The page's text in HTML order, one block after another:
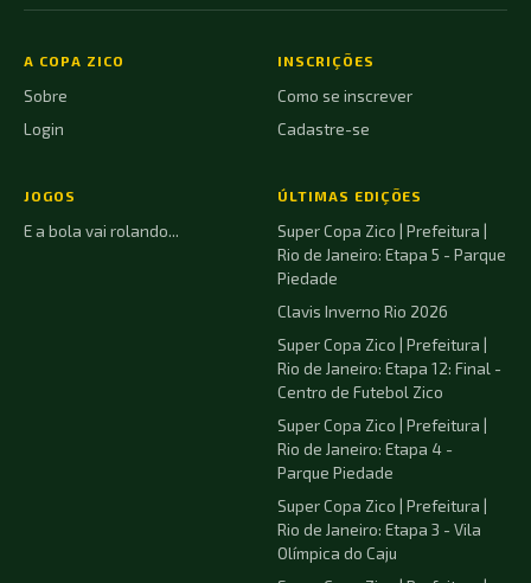
A COPA ZICO
Sobre
Login
INSCRIÇÕES
Como se inscrever
Cadastre-se
JOGOS
E a bola vai rolando...
ÚLTIMAS EDIÇÕES
Super Copa Zico | Prefeitura |
Rio de Janeiro: Etapa 5 - Parque
Piedade
Clavis Inverno Rio 2026
Super Copa Zico | Prefeitura |
Rio de Janeiro: Etapa 12: Final -
Centro de Futebol Zico
Super Copa Zico | Prefeitura |
Rio de Janeiro: Etapa 4 -
Parque Piedade
Super Copa Zico | Prefeitura |
Rio de Janeiro: Etapa 3 - Vila
Olímpica do Caju